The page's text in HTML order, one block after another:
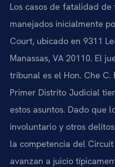
Los casos de fatalidad de
manejados inicialmente
Court, ubicado en 9311
Manassas, VA 20110. El
tribunal es el Hon. Che C.
Primer Distrito Judicial
estos asuntos. Dado que
involuntario y otros
la competencia del
avanzan a juicio